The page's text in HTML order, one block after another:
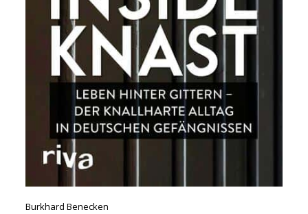
Burkhard Benecken